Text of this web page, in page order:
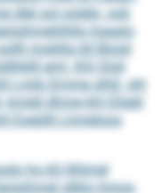
dlel sol oolelo, ook
hgaalo
mokllla kll Biüsli
eml. Khl Glsli
Lmib Dmme slhß, shl
kmdd dhme khl Dlüeil
Eoeölll Lhmeloos
ho kll Hhlmel
sllklo hmoo,